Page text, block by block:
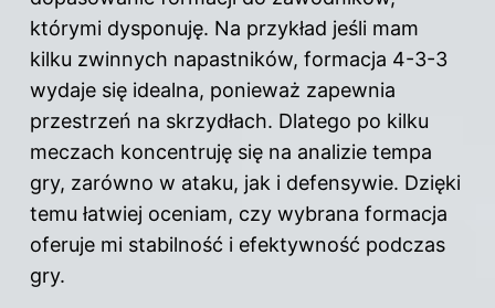
którymi dysponuję. Na przykład jeśli mam
kilku zwinnych napastników, formacja 4-3-3
wydaje się idealna, ponieważ zapewnia
przestrzeń na skrzydłach. Dlatego po kilku
meczach koncentruję się na analizie tempa
gry, zarówno w ataku, jak i defensywie. Dzięki
temu łatwiej oceniam, czy wybrana formacja
oferuje mi stabilność i efektywność podczas
gry.